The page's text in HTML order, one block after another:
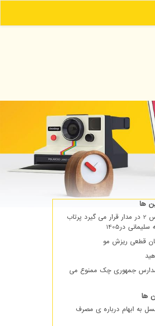
ها
ماهواره پارس 2 در مدار قرار می گیرد پرتاب
در1405
قطعی ریزش مو
مدارس جمهوری چک ممنوع می
ها
به ابهام درباره ی مصرف